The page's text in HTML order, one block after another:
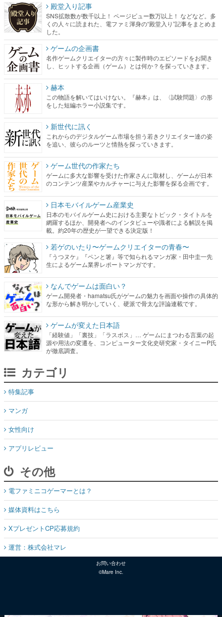
殿堂入り記事
SNS拡散数が数千以上！ ページビュー数万以上！ などなど。多
くの人々に読まれた、電ファミ渾身の“殿堂入り”記事をまとめま
した。
ゲームの企画書
名作ゲームクリエイターの方々に製作時のエピソードをお聞き
し、ヒットする企画（ゲーム）とは何か？を探っていきます。
赫本
この物語を解いてはいけない。『赫本』は、〈試験問題〉の形
をした短編ホラー小説集です。
新世代に訊く
これからのデジタルゲーム市場を担う若きクリエイター達の姿
を追い、彼らのルーツと情熱を探っていきます。
ゲーム世代の作家たち
ゲームに多大な影響を受けた作家さんに取材し、ゲームが日本
のコンテンツ産業やカルチャーに与えた影響を探る企画です。
日本モバイルゲーム産業史
日本のモバイルゲーム史における主要なトピック・タイトルを
網羅するほか、開発者へのインタビューや識者による解説を掲
載。約20年の歴史が一望できる決定版！
若ゲのいたり〜ゲームクリエイターの青春〜
『うつヌケ』『ペンと箸』等で知られるマンガ家・田中圭一先
生によるゲーム業界レポートマンガです。
なんでゲームは面白い？
ゲーム開発者・hamatsu氏がゲームの魅力を画面や操作の具体的
な形から解き明かしていく、硬派で骨太な評論連載です。
ゲームが変えた日本語
「経験値」「裏技」「ラスボス」… ゲームにまつわる言葉の起
源や用法の変遷を、コンピューター文化史研究家・タイニーP氏
が徹底調査。
カテゴリ
特集記事
マンガ
女性向け
アプリレビュー
その他
電ファミニコゲーマーとは？
媒体資料はこちら
XプレゼントCP応募規約
運営：株式会社マレ
お問い合わせ
©Mare Inc.